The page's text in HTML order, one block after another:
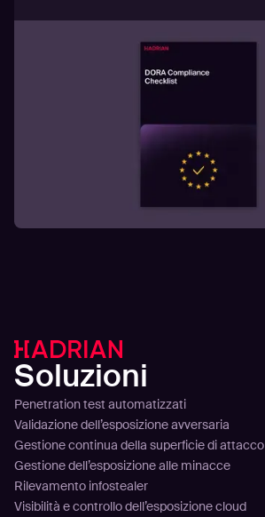
Soluzioni
Penetration test automatizzati
Validazione dell’esposizione avversaria
Gestione continua della superficie di attacco
Gestione dell’esposizione alle minacce
Rilevamento infostealer
Visibilità e controllo dell’esposizione cloud